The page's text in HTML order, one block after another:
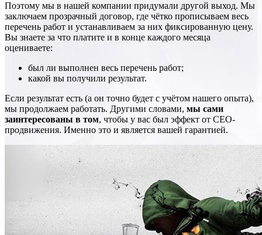
Поэтому мы в нашей компании придумали другой выход. Мы
заключаем прозрачный договор, где чётко прописываем весь
перечень работ и устанавливаем за них фиксированную цену.
Вы знаете за что платите и в конце каждого месяца
оцениваете:
был ли выполнен весь перечень работ;
какой вы получили результат.
Если результат есть (а он точно будет с учётом нашего опыта),
мы продолжаем работать. Другими словами, мы сами
заинтересованы в том, чтобы у вас был эффект от СЕО-
продвижения. Именно это и является вашей гарантией.